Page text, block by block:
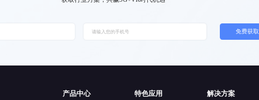
免费获取
产品中心 特色应用 解决方案